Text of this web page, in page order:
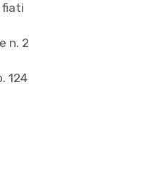
fiati
n. 2
124